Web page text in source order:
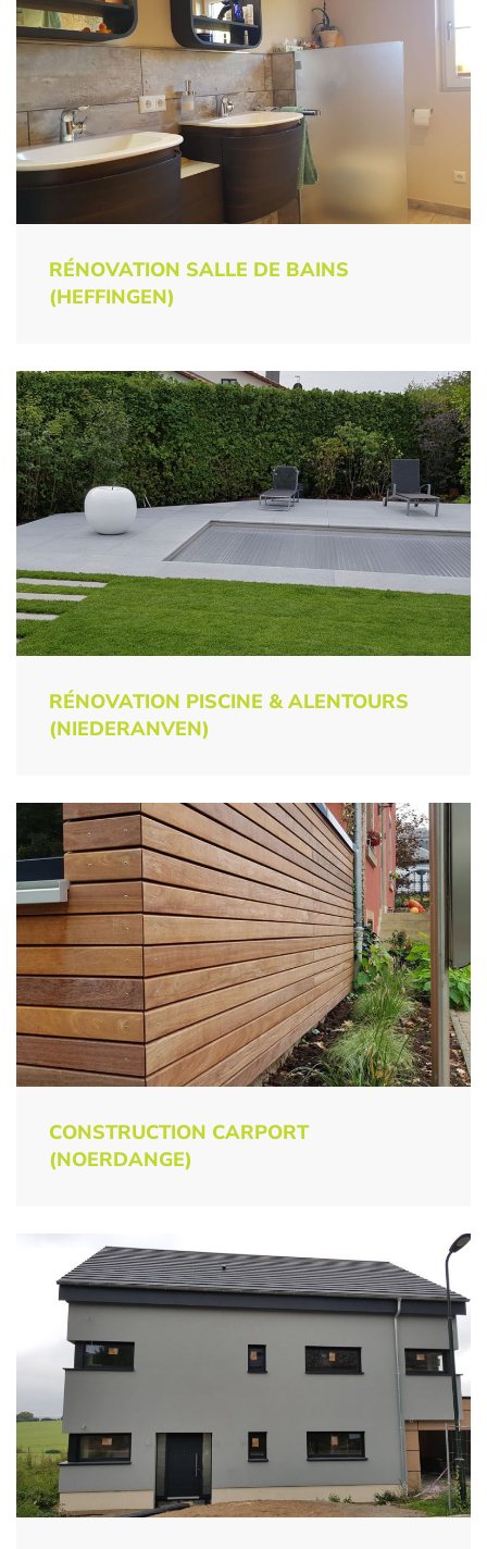
RÉNOVATION SALLE DE BAINS
(HEFFINGEN)
RÉNOVATION PISCINE & ALENTOURS
(NIEDERANVEN)
CONSTRUCTION CARPORT
(NOERDANGE)